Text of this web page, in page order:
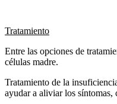
Tratamiento
Entre las opciones de
células madre.
Tratamiento de la
ayudar a aliviar los